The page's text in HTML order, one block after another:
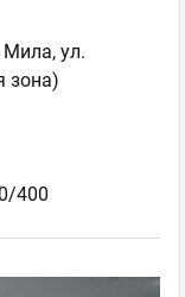
ул.
зона)
400